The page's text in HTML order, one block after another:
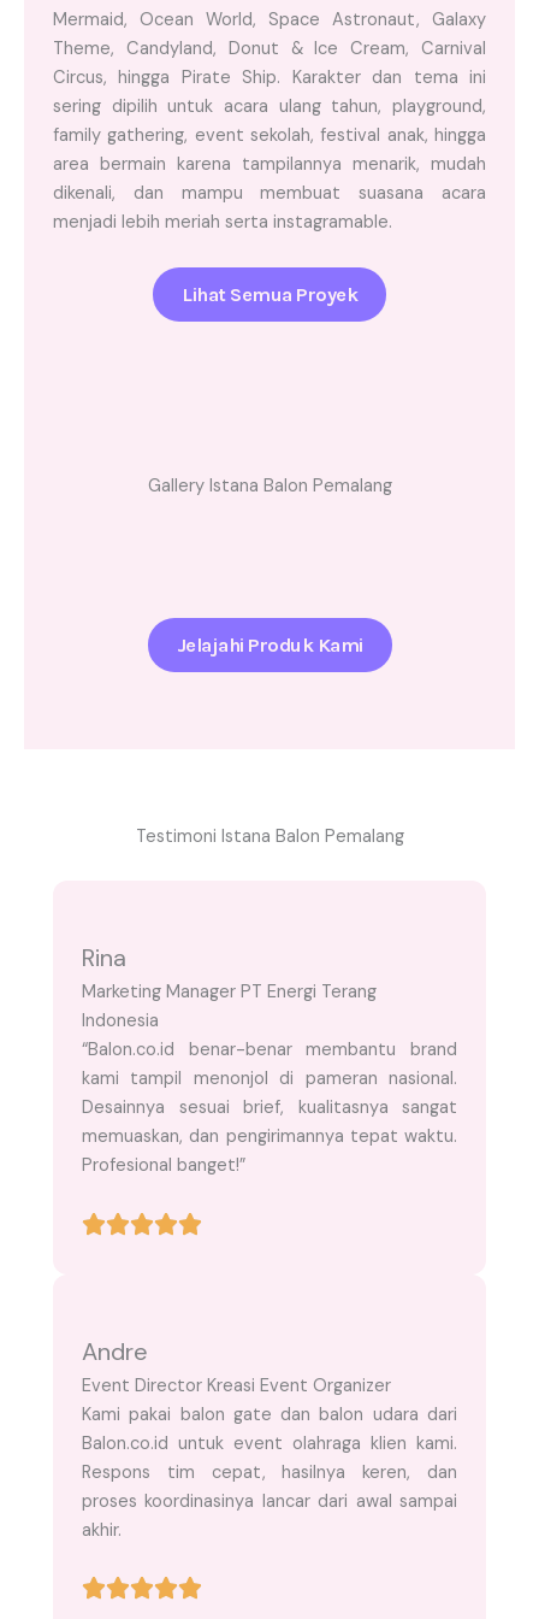
Mermaid, Ocean World, Space Astronaut, Galaxy
Theme, Candyland, Donut & Ice Cream, Carnival
Circus, hingga Pirate Ship. Karakter dan tema ini
sering dipilih untuk acara ulang tahun, playground,
family gathering, event sekolah, festival anak, hingga
area bermain karena tampilannya menarik, mudah
dikenali, dan mampu membuat suasana acara
menjadi lebih meriah serta instagramable.
Lihat Semua Proyek
Gallery Istana Balon Pemalang
Jelajahi Produk Kami
Testimoni Istana Balon Pemalang
Rina
Marketing Manager PT Energi Terang
Indonesia
“Balon.co.id benar-benar membantu brand
kami tampil menonjol di pameran nasional.
Desainnya sesuai brief, kualitasnya sangat
memuaskan, dan pengirimannya tepat waktu.
Profesional banget!”
Andre
Event Director Kreasi Event Organizer
Kami pakai balon gate dan balon udara dari
Balon.co.id untuk event olahraga klien kami.
Respons tim cepat, hasilnya keren, dan
proses koordinasinya lancar dari awal sampai
akhir.